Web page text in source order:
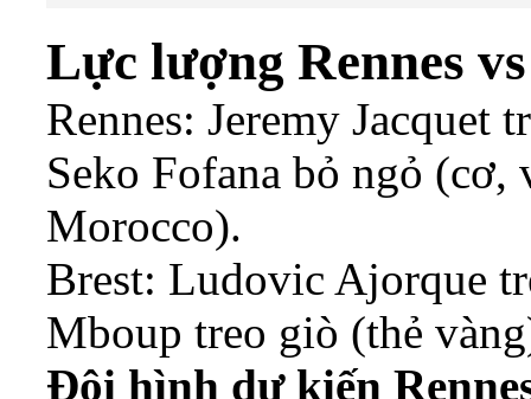
Lực lượng Rennes
Rennes: Jeremy Jacquet
Seko Fofana bỏ ngỏ (cơ,
Morocco).
Brest: Ludovic Ajorque
Mboup treo giò (thẻ
Đội hình dự kiến